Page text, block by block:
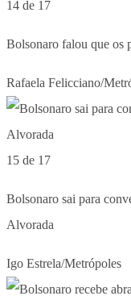
14 de 17
Bolsonaro falou que os
Rafaela Felicciano/
15 de 17
Bolsonaro sai para
Alvorada
Igo Estrela/Metrópoles